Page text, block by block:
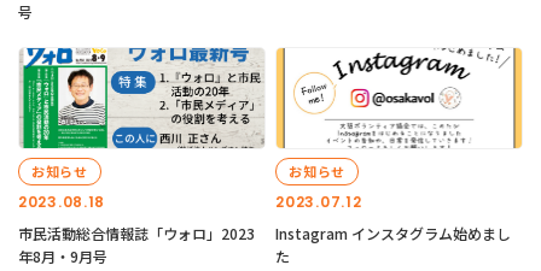
号
2023.08.18
お知らせ
市民活動総合情報誌「ウォロ」2023
年8月・9月号
2023.07.12
お知らせ
Instagram インスタグラム始めまし
た